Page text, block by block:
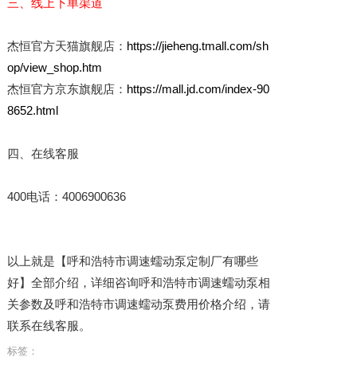
三、线上下单渠道
杰恒官方天猫旗舰店： https://jieheng.tmall.com/sh
op/view_shop.htm
杰恒官方京东旗舰店： https://mall.jd.com/index-90
8652.html
四、在线客服
400电话：4006900636
以上就是【呼和浩特市调速蠕动泵定制厂有哪些
好】全部介绍，详细咨询呼和浩特市调速蠕动泵相
关参数及呼和浩特市调速蠕动泵费用价格介绍，请
联系在线客服。
标签：